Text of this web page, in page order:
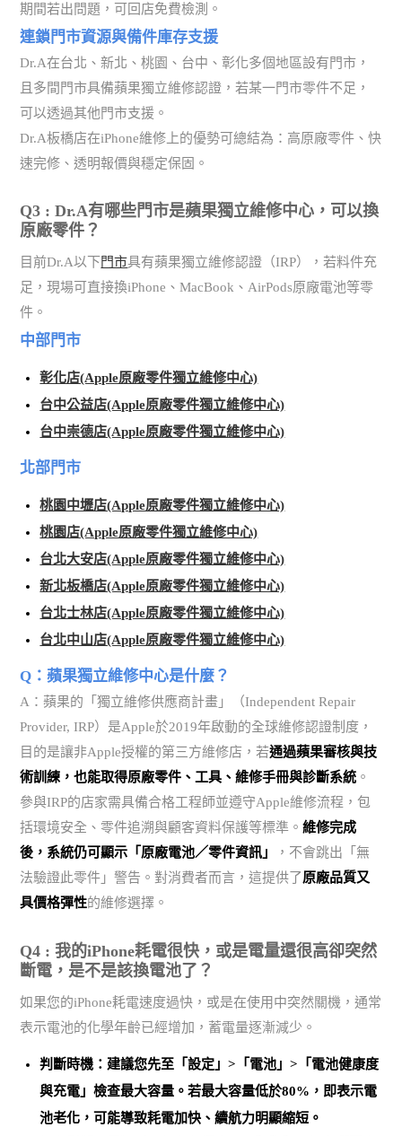
期間若出問題，可回店免費檢測。
連鎖門市資源與備件庫存支援
Dr.A在台北、新北、桃園、台中、彰化多個地區設有門市，
且多間門市具備蘋果獨立維修認證，若某一門市零件不足，
可以透過其他門市支援。
Dr.A板橋店在iPhone維修上的優勢可總結為：高原廠零件、快
速完修、透明報價與穩定保固。
Q3 : Dr.A有哪些門市是蘋果獨立維修中心，可以換
原廠零件？
目前Dr.A以下 門市具有蘋果獨立維修認證（IRP），若料件充
足，現場可直接換iPhone、MacBook、AirPods原廠電池等零
件。
中部門市
彰化店(Apple原廠零件獨立維修中心)
台中公益店(Apple原廠零件獨立維修中心)
台中崇德店(Apple原廠零件獨立維修中心)
北部門市
桃園中壢店(Apple原廠零件獨立維修中心)
桃園店(Apple原廠零件獨立維修中心)
台北大安店(Apple原廠零件獨立維修中心)
新北板橋店(Apple原廠零件獨立維修中心)
台北士林店(Apple原廠零件獨立維修中心)
台北中山店(Apple原廠零件獨立維修中心)
Q：蘋果獨立維修中心是什麼？
A：蘋果的「獨立維修供應商計畫」（Independent Repair
Provider, IRP）是Apple於2019年啟動的全球維修認證制度，
目的是讓非Apple授權的第三方維修店，若通過蘋果審核與技
術訓練，也能取得原廠零件、工具、維修手冊與診斷系統 。
參與IRP的店家需具備合格工程師並遵守Apple維修流程，包
括環境安全、零件追溯與顧客資料保護等標準。維修完成
後，系統仍可顯示「原廠電池／零件資訊」
，不會跳出「無
法驗證此零件」警告。對消費者而言，這提供了原廠品質又
具價格彈性的維修選擇。
Q4 : 我的iPhone耗電很快，或是電量還很高卻突然
斷電，是不是該換電池了？
如果您的iPhone耗電速度過快，或是在使用中突然關機，通常
表示電池的化學年齡已經增加，蓄電量逐漸減少。
判斷時機：建議您先至「設定」>「電池」>「電池健康度
與充電」檢查最大容量。若最大容量低於80%，即表示電
池老化 ，可能導致耗電加快、續航力明顯縮短。